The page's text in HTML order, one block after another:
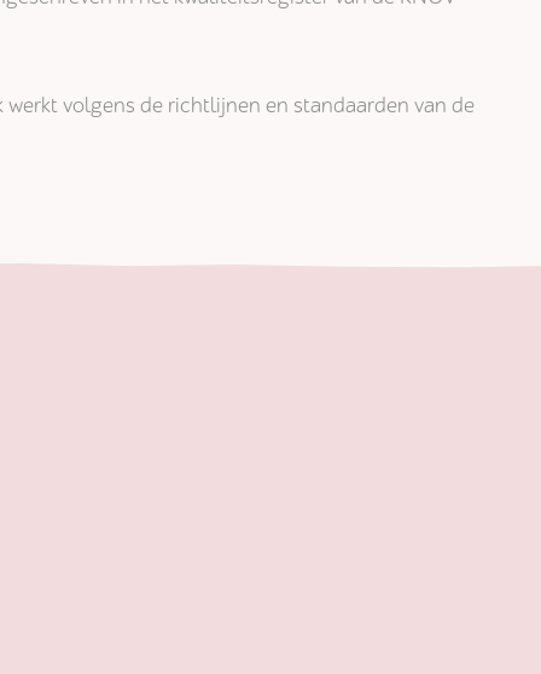
volgens de richtlijnen en standaarden van de